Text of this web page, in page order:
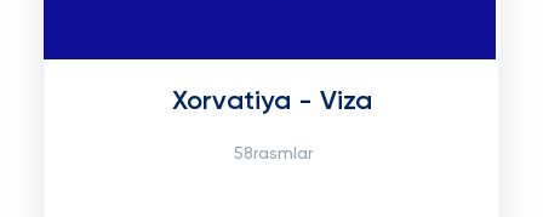
Xorvatiya - Viza
58rasmlar